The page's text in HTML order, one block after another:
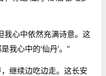
我心中依然充满诗意。这
我心中的‘仙丹’。”
继续边吃边走。这长安